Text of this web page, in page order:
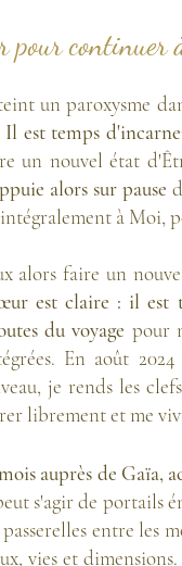
pour continuer
un paroxysme
Il est temps
un nouvel état
alors sur pause
à Moi,
alors faire un
est claire : il est
du voyage pour
En août
je rends les
librement et me
auprès de Gaïa,
s'agir de portails
entre
vies et dimensions